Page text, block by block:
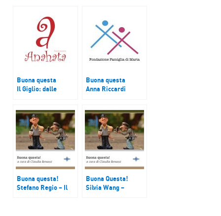
Buona questa
Il Giglio: dalle
laboratorio
comunitario
Buona questa
Anna Riccardi
Buona questa!
Stefano Regio – Il
Buona Questa!
Silvia Wang –